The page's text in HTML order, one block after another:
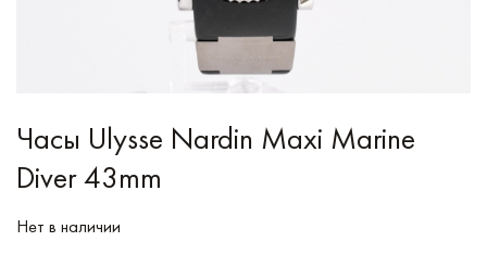
Часы Ulysse Nardin Maxi Marine
Diver 43mm
Нет в наличии